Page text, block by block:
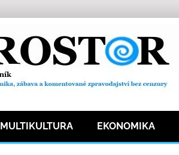
MULTIKULTURA EKONOMIKA